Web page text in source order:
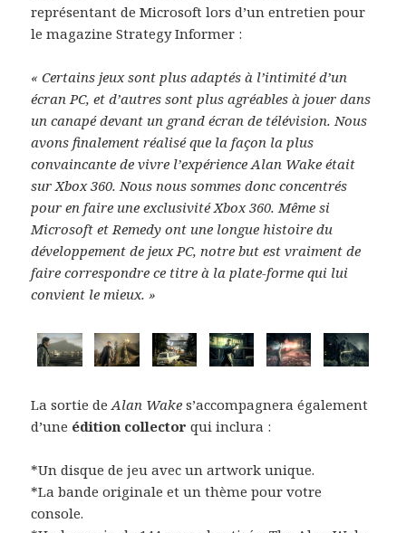
représentant de Microsoft lors d’un entretien pour
le magazine Strategy Informer :
« Certains jeux sont plus adaptés à l’intimité d’un
écran PC, et d’autres sont plus agréables à jouer dans
un canapé devant un grand écran de télévision. Nous
avons finalement réalisé que la façon la plus
convaincante de vivre l’expérience Alan Wake était
sur Xbox 360. Nous nous sommes donc concentrés
pour en faire une exclusivité Xbox 360. Même si
Microsoft et Remedy ont une longue histoire du
développement de jeux PC, notre but est vraiment de
faire correspondre ce titre à la plate-forme qui lui
convient le mieux. »
La sortie deAlan Wake s’accompagnera également
d’une édition collector qui inclura :
*Un disque de jeu avec un artwork unique.
*La bande originale et un thème pour votre
console.